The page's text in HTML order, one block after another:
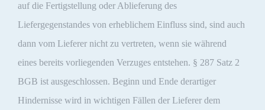
auf die Fertigstellung oder Ablieferung des
Liefergegenstandes von erheblichem Einfluss sind, sind auch
dann vom Lieferer nicht zu vertreten, wenn sie während
eines bereits vorliegenden Verzuges entstehen. § 287 Satz 2
BGB ist ausgeschlossen. Beginn und Ende derartiger
Hindernisse wird in wichtigen Fällen der Lieferer dem